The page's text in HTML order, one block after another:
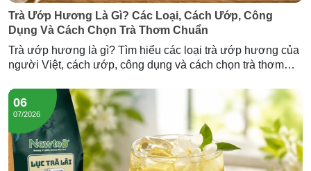
Trà Ướp Hương Là Gì? Các Loại, Cách Ướp, Công
Dụng Và Cách Chọn Trà Thơm Chuẩn
Trà ướp hương là gì? Tìm hiểu các loại trà ướp hương của
người Việt, cách ướp, công dụng và cách chọn trà thơm
06
07/2026